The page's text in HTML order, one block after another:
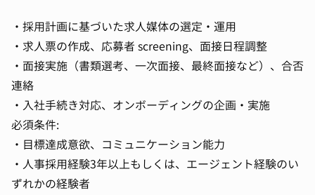
・採用計画に基づいた求人媒体の選定・運用
・求人票の作成、応募者 screening、面接日程調整
・面接実施（書類選考、一次面接、最終面接など）、合否
連絡
・入社手続き対応、オンボーディングの企画・実施
必須条件:
・目標達成意欲、コミュニケーション能力
・人事採用経験3年以上もしくは、エージェント経験のい
ずれかの経験者